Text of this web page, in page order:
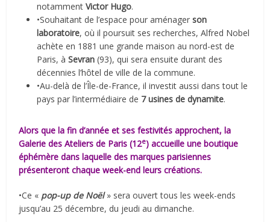
notammentVictor Hugo.
•Souhaitant de l’espace pour aménagerson
laboratoire, où il poursuit ses recherches, Alfred Nobel
achète en 1881 une grande maison au nord-est de
Paris, àSevran (93), qui sera ensuite durant des
décennies l’hôtel de ville de la commune.
•Au-delà de l’Île-de-France, il investit aussi dans tout le
pays par l’intermédiaire de 7 usines de dynamite.
Alors que la fin d’année et ses festivités approchent, la
Galerie des Ateliers de Paris (12e) accueille une boutique
éphémère dans laquelle des marques parisiennes
présenteront chaque week-end leurs créations.
•Ce « pop-up de Noël» sera ouvert tous les week-ends
jusqu’au 25 décembre, du jeudi au dimanche.